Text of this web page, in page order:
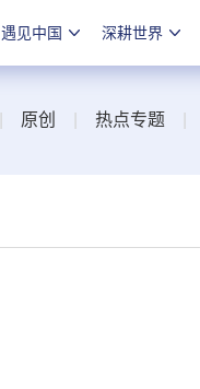
遇见中国 深耕世界
原创 热点专题